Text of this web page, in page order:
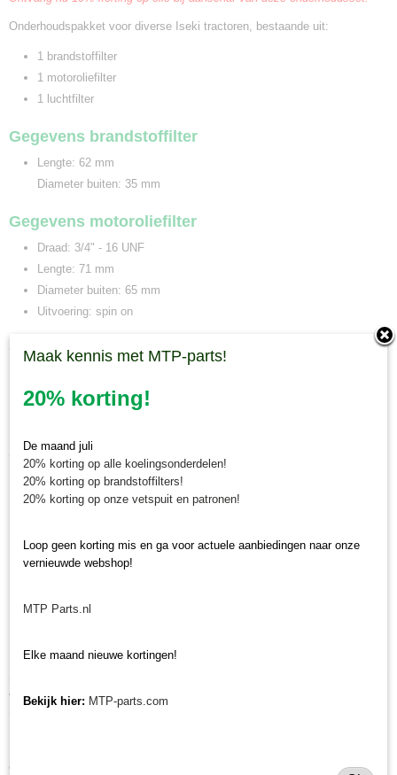
Onderhoudspakket voor diverse Iseki tractoren, bestaande uit:
1 brandstoffilter
1 motoroliefilter
1 luchtfilter
Gegevens brandstoffilter
Lengte: 62 mm
Diameter buiten: 35 mm
Gegevens motoroliefilter
Draad: 3/4" - 16 UNF
Lengte: 71 mm
Diameter buiten: 65 mm
Uitvoering: spin on
Gegevens luchtfilter
Diameter buiten: 95 mm
Geschikt voor:
Iseki TM15, TM16, TM17, TM18
Iseki TM215, TM217
Iseki TM3160, TM3200, TM3240
Iseki TXG23
Minitractorparts.nl, uw leverancier voor
Minitractorparts heeft een groot assortiment onderdelen op het gebied van
verkopen deze onderdelen met als specialisme de Japanse
dezde filterset, voor uw Iseki TM 15, TM 16, TM 17, TM 18, Iseki TM
Maak kennis met MTP-parts!
20% korting!
De maand juli
20% korting op alle koelingsonderdelen!
20% korting op brandstoffilters!
20% korting op onze vetspuit en patronen!
Loop geen korting mis en ga voor actuele aanbiedingen naar onze
vernieuwde webshop!
MTP Parts.nl
Elke maand nieuwe kortingen!
Bekijk hier: MTP-parts.com